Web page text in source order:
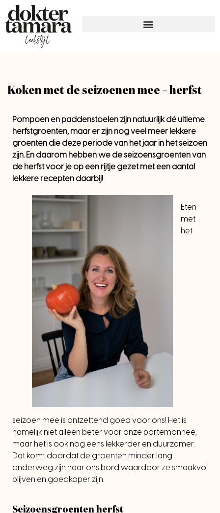
Koken met de seizoenen mee – herfst
Pompoen en paddenstoelen zijn natuurlijk dé ultieme
herfstgroenten, maar er zijn nog veel meer lekkere
groenten die deze periode van het jaar in het seizoen
zijn. En daarom hebben we de seizoensgroenten van
de herfst voor je op een rijtje gezet met een aantal
lekkere recepten daarbij!
Eten
met
het
seizoen mee is ontzettend goed voor ons! Het is
namelijk niet alleen beter voor onze portemonnee,
maar het is ook nog eens lekkerder en duurzamer.
Dat komt doordat de groenten minder lang
onderweg zijn naar ons bord waardoor ze smaakvol
blijven en goedkoper zijn.
Seizoensgroenten herfst